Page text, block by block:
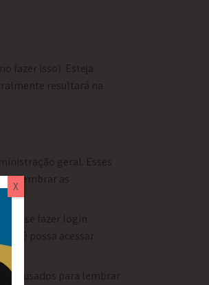
fazer isso). Esteja
resultará na
geral. Esses
lembrar as
fazer login
possa acessar
usados ​​para lembrar
X